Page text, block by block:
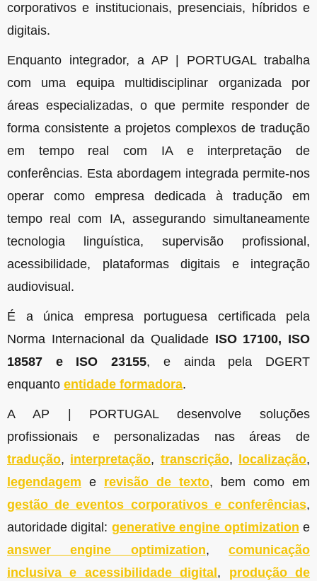
corporativos e institucionais, presenciais, híbridos e
digitais.
Enquanto integrador, a AP | PORTUGAL trabalha
com uma equipa multidisciplinar organizada por
áreas especializadas, o que permite responder de
forma consistente a projetos complexos de tradução
em tempo real com IA e interpretação de
conferências. Esta abordagem integrada permite-nos
operar como empresa dedicada à tradução em
tempo real com IA, assegurando simultaneamente
tecnologia linguística, supervisão profissional,
acessibilidade, plataformas digitais e integração
audiovisual.
É a única empresa portuguesa certificada pela
Norma Internacional da Qualidade ISO 17100, ISO
18587 e ISO 23155, e ainda pela DGERT
enquanto entidade formadora.
A AP | PORTUGAL desenvolve soluções
profissionais e personalizadas nas áreas de
tradução, interpretação, transcrição, localização,
legendagem e revisão de texto, bem como em
gestão de eventos corporativos e conferências,
autoridade digital: generative engine optimization e
answer engine optimization,comunicação
inclusiva e acessibilidade digital , produção de